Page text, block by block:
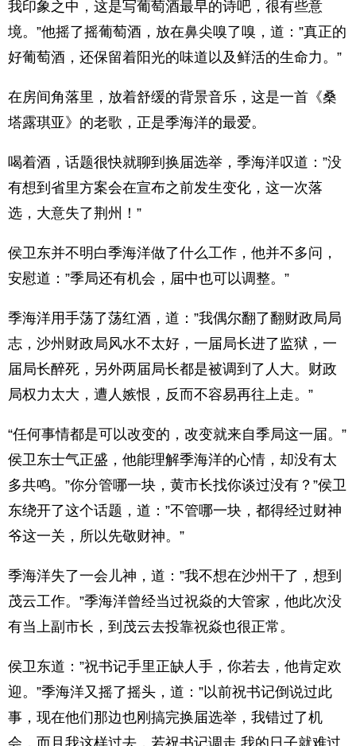
我印象之中，这是写葡萄酒最早的诗吧，很有些意
境。”他摇了摇葡萄酒，放在鼻尖嗅了嗅，道：”真正的
好葡萄酒，还保留着阳光的味道以及鲜活的生命力。”
在房间角落里，放着舒缓的背景音乐，这是一首《桑
塔露琪亚》的老歌，正是季海洋的最爱。
喝着酒，话题很快就聊到换届选举，季海洋叹道：”没
有想到省里方案会在宣布之前发生变化，这一次落
选，大意失了荆州！”
侯卫东并不明白季海洋做了什么工作，他并不多问，
安慰道：”季局还有机会，届中也可以调整。”
季海洋用手荡了荡红酒，道：”我偶尔翻了翻财政局局
志，沙州财政局风水不太好，一届局长进了监狱，一
届局长醉死，另外两届局长都是被调到了人大。财政
局权力太大，遭人嫉恨，反而不容易再往上走。”
“任何事情都是可以改变的，改变就来自季局这一届。”
侯卫东士气正盛，他能理解季海洋的心情，却没有太
多共鸣。”你分管哪一块，黄市长找你谈过没有？”侯卫
东绕开了这个话题，道：”不管哪一块，都得经过财神
爷这一关，所以先敬财神。”
季海洋失了一会儿神，道：”我不想在沙州干了，想到
茂云工作。”季海洋曾经当过祝焱的大管家，他此次没
有当上副市长，到茂云去投靠祝焱也很正常。
侯卫东道：”祝书记手里正缺人手，你若去，他肯定欢
迎。”季海洋又摇了摇头，道：”以前祝书记倒说过此
事，现在他们那边也刚搞完换届选举，我错过了机
会，而且我这样过去，若祝书记调走.我的日子就难过